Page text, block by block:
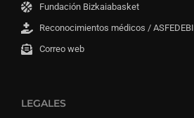
Fundación Bizkaiabasket
Reconocimientos médicos / ASFEDEBI
Correo web
LEGALES